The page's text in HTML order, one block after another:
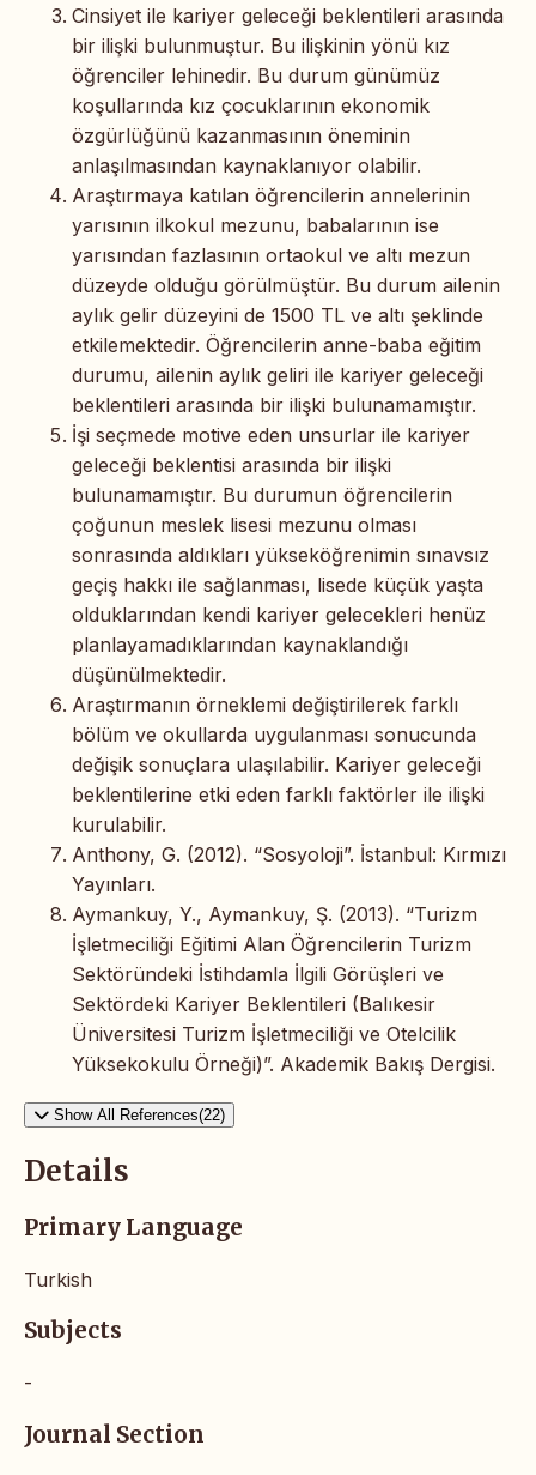
Cinsiyet ile kariyer geleceği beklentileri arasında
bir ilişki bulunmuştur. Bu ilişkinin yönü kız
öğrenciler lehinedir. Bu durum günümüz
koşullarında kız çocuklarının ekonomik
özgürlüğünü kazanmasının öneminin
anlaşılmasından kaynaklanıyor olabilir.
Araştırmaya katılan öğrencilerin annelerinin
yarısının ilkokul mezunu, babalarının ise
yarısından fazlasının ortaokul ve altı mezun
düzeyde olduğu görülmüştür. Bu durum ailenin
aylık gelir düzeyini de 1500 TL ve altı şeklinde
etkilemektedir. Öğrencilerin anne-baba eğitim
durumu, ailenin aylık geliri ile kariyer geleceği
beklentileri arasında bir ilişki bulunamamıştır.
İşi seçmede motive eden unsurlar ile kariyer
geleceği beklentisi arasında bir ilişki
bulunamamıştır. Bu durumun öğrencilerin
çoğunun meslek lisesi mezunu olması
sonrasında aldıkları yükseköğrenimin sınavsız
geçiş hakkı ile sağlanması, lisede küçük yaşta
olduklarından kendi kariyer gelecekleri henüz
planlayamadıklarından kaynaklandığı
düşünülmektedir.
Araştırmanın örneklemi değiştirilerek farklı
bölüm ve okullarda uygulanması sonucunda
değişik sonuçlara ulaşılabilir. Kariyer geleceği
beklentilerine etki eden farklı faktörler ile ilişki
kurulabilir.
Anthony, G. (2012). “Sosyoloji”. İstanbul: Kırmızı
Yayınları.
Aymankuy, Y., Aymankuy, Ş. (2013). “Turizm
İşletmeciliği Eğitimi Alan Öğrencilerin Turizm
Sektöründeki İstihdamla İlgili Görüşleri ve
Sektördeki Kariyer Beklentileri (Balıkesir
Üniversitesi Turizm İşletmeciliği ve Otelcilik
Yüksekokulu Örneği)”. Akademik Bakış Dergisi.
Show All References(22)
Details
Primary Language
Turkish
Subjects
-
Journal Section